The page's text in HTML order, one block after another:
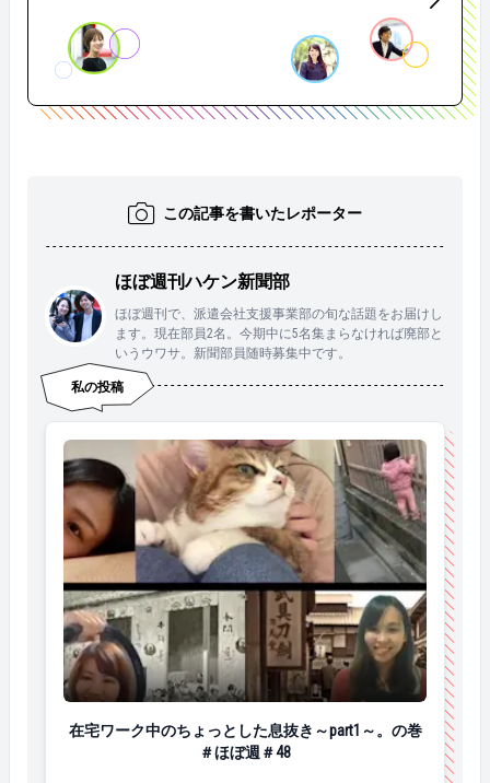
この記事を書いたレポーター
ほぼ週刊ハケン新聞部
ほぼ週刊で、派遣会社支援事業部の旬な話題をお届けし
ます。現在部員2名。今期中に5名集まらなければ廃部と
いうウワサ。新聞部員随時募集中です。
私の投稿
在宅ワーク中のちょっとした息抜き～part1～。の巻＃
在宅ワーク中のちょっとした息抜き～part1～。の巻
＃ほぼ週＃48